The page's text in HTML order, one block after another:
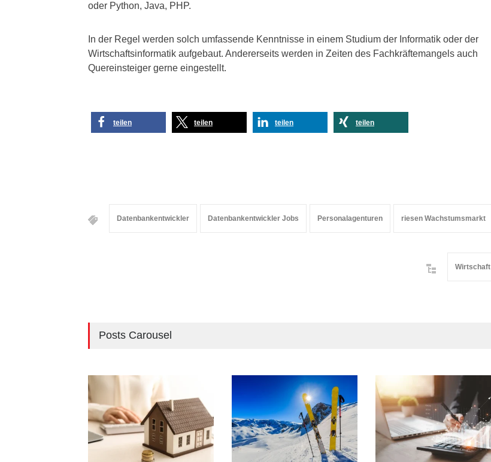
oder Python, Java, PHP.
In der Regel werden solch umfassende Kenntnisse in einem Studium der Informatik oder der
Wirtschaftsinformatik aufgebaut. Andererseits werden in Zeiten des Fachkräftemangels auch
Quereinsteiger gerne eingestellt.
teilen teilen teilen teilen
Datenbankentwickler Datenbankentwickler Jobs Personalagenturen riesen Wachstumsmarkt
Wirtschaft
Posts Carousel